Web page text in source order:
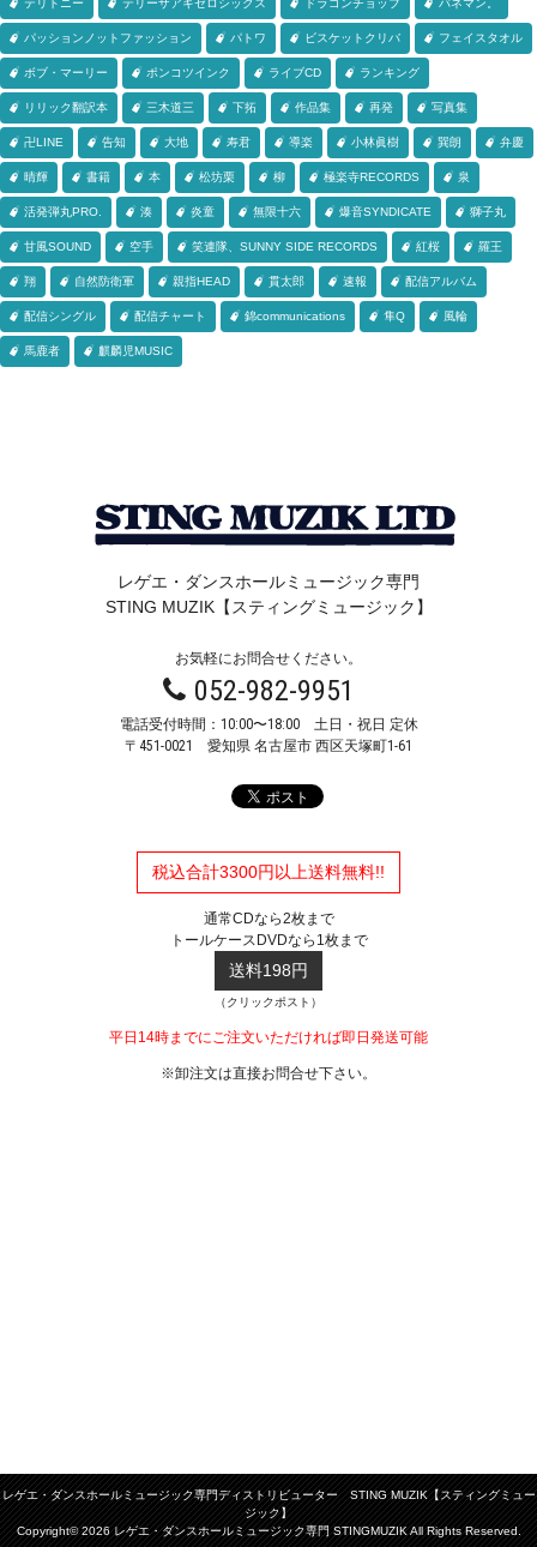
テリトニー テリーザアキゼロシックス ドラゴンチョップ バネマン。
パッションノットファッション パトワ ビスケットクリバ フェイスタオル
ボブ・マーリー ポンコツインク ライブCD ランキング
リリック翻訳本 三木道三 下拓 作品集 再発 写真集
卍LINE 告知 大地 寿君 導楽 小林眞樹 巽朗 弁慶
晴輝 書籍 本 松坊栗 柳 極楽寺RECORDS 泉
活発弾丸PRO. 湊 炎童 無限十六 爆音SYNDICATE 獅子丸
甘風SOUND 空手 笑連隊、SUNNY SIDE RECORDS 紅桜 羅王
翔 自然防衛軍 親指HEAD 貫太郎 速報 配信アルバム
配信シングル 配信チャート 錦communications 隼Q 風輪
馬鹿者 麒麟児MUSIC
レゲエ・ダンスホールミュージック専門
STING MUZIK【スティングミュージック】
お気軽にお問合せください。
052-982-9951
電話受付時間：10:00〜18:00 土日・祝日 定休
〒451-0021 愛知県 名古屋市 西区天塚町1-61
税込合計3300円以上送料無料!!
通常CDなら2枚まで
トールケースDVDなら1枚まで
送料198円
（クリックポスト）
平日14時までにご注文いただければ即日発送可能
※卸注文は直接お問合せ下さい。
レゲエ・ダンスホールミュージック専門ディストリビューター STING MUZIK【スティングミュー
ジック】
Copyright© 2026 レゲエ・ダンスホールミュージック専門 STINGMUZIK All Rights Reserved.